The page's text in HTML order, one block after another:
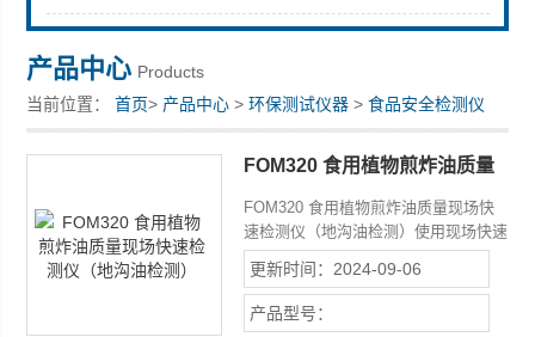
产品中心 Products
当前位置：首页> 产品中心 >环保测试仪器 >食品安全检测仪
FOM320 食用植物煎炸油质量
测）
FOM320 食用植物煎炸油质量现场快
速检测仪（地沟油检测）使用现场快速
检测仪可及时掌握油质信息，适时稀释
或更换用油，保障食品卫生安全。德国
联邦食品安全 委员会（BVLK）推荐使
用德国ebro公司的产品FOM 320，可
更新时间：2024-09-06
产品型号：